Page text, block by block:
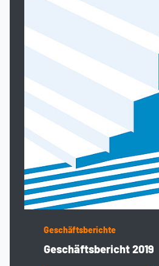
Geschäftsberichte
Geschäftsbericht 2019